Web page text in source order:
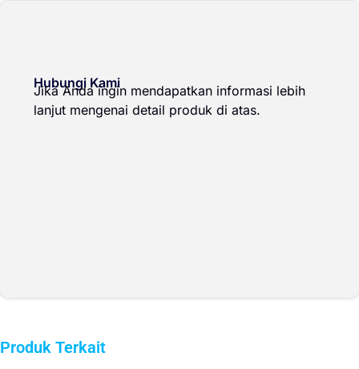
Hubungi Kami
Jika Anda ingin mendapatkan informasi lebih
lanjut mengenai detail produk di atas.
Produk Terkait